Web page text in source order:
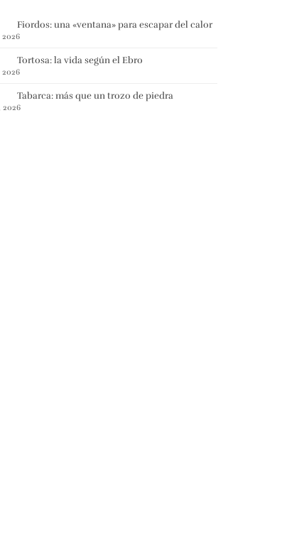
Fiordos: una «ventana» para escapar del calor
2026
Tortosa: la vida según el Ebro
2026
Tabarca: más que un trozo de piedra
2026